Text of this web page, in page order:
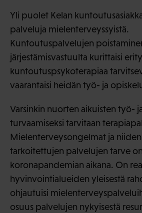
Yli puolet Kelan
palveluja mielenterveyssyistä.
Kuntoutuspalvelujen
järjestämisvastuulta kurittaisi
kuntoutuspsykoterapiaa
vaarantaisi heidän työ- ja
Varsinkin nuorten aikuisten työ-
turvaamiseksi tarvitaan
Mielenterveysongelmat ja
tarkoitettujen palvelujen tarve
koronapandemian aikana. On
hyvinvointialueiden yleisestä
ohjautuisi
osuus palvelujen nykyisestä